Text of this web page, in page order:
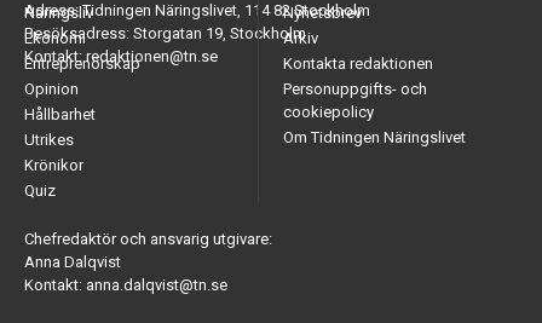
Adress: Tidningen Näringslivet, 114 82 Stockholm
Besöksadress: Storgatan 19, Stockholm
Kontakt: redaktionen@tn.se
Näringsliv
Ekonomi
Entreprenörskap
Opinion
Hållbarhet
Utrikes
Krönikor
Quiz
Nyhetsbrev
Arkiv
Kontakta redaktionen
Personuppgifts- och
cookiepolicy
Om Tidningen Näringslivet
Chefredaktör och ansvarig utgivare:
Anna Dalqvist
Kontakt: anna.dalqvist@tn.se